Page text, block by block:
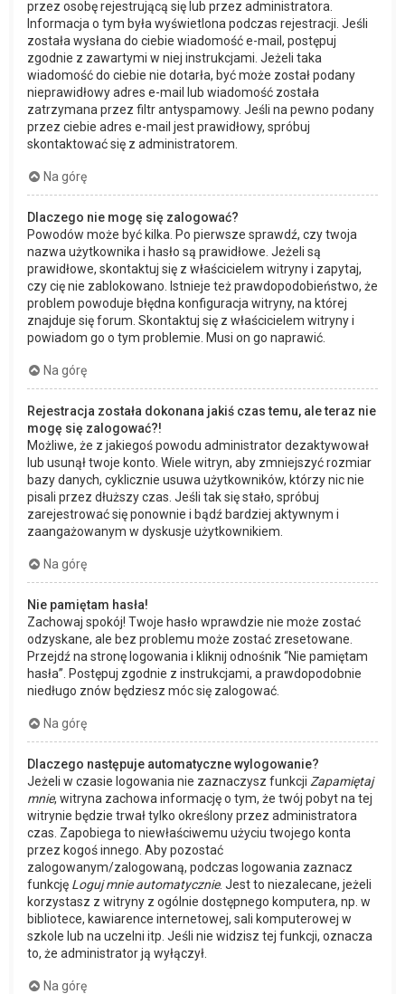
przez osobę rejestrującą się lub przez administratora.
Informacja o tym była wyświetlona podczas rejestracji. Jeśli
została wysłana do ciebie wiadomość e-mail, postępuj
zgodnie z zawartymi w niej instrukcjami. Jeżeli taka
wiadomość do ciebie nie dotarła, być może został podany
nieprawidłowy adres e-mail lub wiadomość została
zatrzymana przez filtr antyspamowy. Jeśli na pewno podany
przez ciebie adres e-mail jest prawidłowy, spróbuj
skontaktować się z administratorem.
Na górę
Dlaczego nie mogę się zalogować?
Powodów może być kilka. Po pierwsze sprawdź, czy twoja
nazwa użytkownika i hasło są prawidłowe. Jeżeli są
prawidłowe, skontaktuj się z właścicielem witryny i zapytaj,
czy cię nie zablokowano. Istnieje też prawdopodobieństwo, że
problem powoduje błędna konfiguracja witryny, na której
znajduje się forum. Skontaktuj się z właścicielem witryny i
powiadom go o tym problemie. Musi on go naprawić.
Na górę
Rejestracja została dokonana jakiś czas temu, ale teraz nie
mogę się zalogować?!
Możliwe, że z jakiegoś powodu administrator dezaktywował
lub usunął twoje konto. Wiele witryn, aby zmniejszyć rozmiar
bazy danych, cyklicznie usuwa użytkowników, którzy nic nie
pisali przez dłuższy czas. Jeśli tak się stało, spróbuj
zarejestrować się ponownie i bądź bardziej aktywnym i
zaangażowanym w dyskusje użytkownikiem.
Na górę
Nie pamiętam hasła!
Zachowaj spokój! Twoje hasło wprawdzie nie może zostać
odzyskane, ale bez problemu może zostać zresetowane.
Przejdź na stronę logowania i kliknij odnośnik “Nie pamiętam
hasła”. Postępuj zgodnie z instrukcjami, a prawdopodobnie
niedługo znów będziesz móc się zalogować.
Na górę
Dlaczego następuje automatyczne wylogowanie?
Jeżeli w czasie logowania nie zaznaczysz funkcji Zapamiętaj
mnie, witryna zachowa informację o tym, że twój pobyt na tej
witrynie będzie trwał tylko określony przez administratora
czas. Zapobiega to niewłaściwemu użyciu twojego konta
przez kogoś innego. Aby pozostać
zalogowanym/zalogowaną, podczas logowania zaznacz
funkcję Loguj mnie automatycznie. Jest to niezalecane, jeżeli
korzystasz z witryny z ogólnie dostępnego komputera, np. w
bibliotece, kawiarence internetowej, sali komputerowej w
szkole lub na uczelni itp. Jeśli nie widzisz tej funkcji, oznacza
to, że administrator ją wyłączył.
Na górę